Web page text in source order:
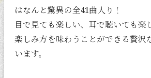
はなんと驚異の全41曲入り！
目で見ても楽しい、耳で聴いても楽
楽しみ方を味わうことができる贅沢
います。